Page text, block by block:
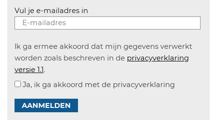
Vul je e-mailadres in
Ik ga ermee akkoord dat mijn gegevens verwerkt
worden zoals beschreven in de privacyverklaring
versie 1.1.
Ja, ik ga akkoord met de privacyverklaring
AANMELDEN